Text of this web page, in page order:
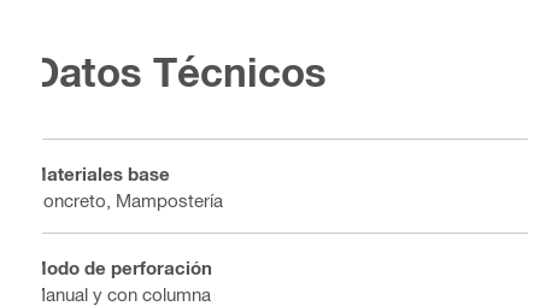
Datos Técnicos
Materiales base
Concreto, Mampostería
Modo de perforación
Manual y con columna